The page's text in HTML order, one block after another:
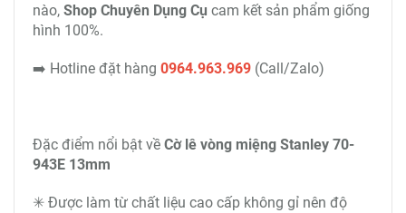
nào, Shop Chuyên Dụng Cụ cam kết sản phẩm giống
hình 100%.
➡️ Hotline đặt hàng 0964.963.969 (Call/Zalo)
Đặc điểm nổi bật về Cờ lê vòng miệng Stanley 70-
943E 13mm
✳ Được làm từ chất liệu cao cấp không gỉ nên độ